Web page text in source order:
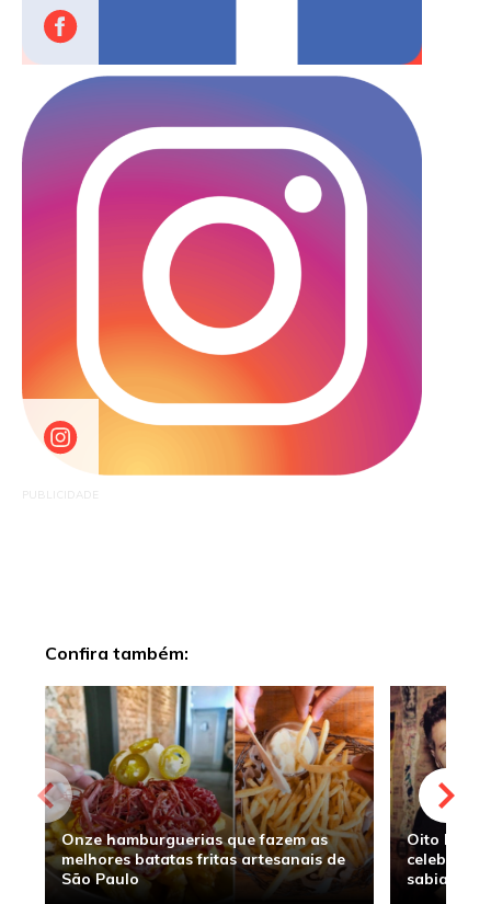
PUBLICIDADE
Confira também:
Onze hamburguerias que fazem as
melhores batatas fritas artesanais de
São Paulo
Oito
sabia